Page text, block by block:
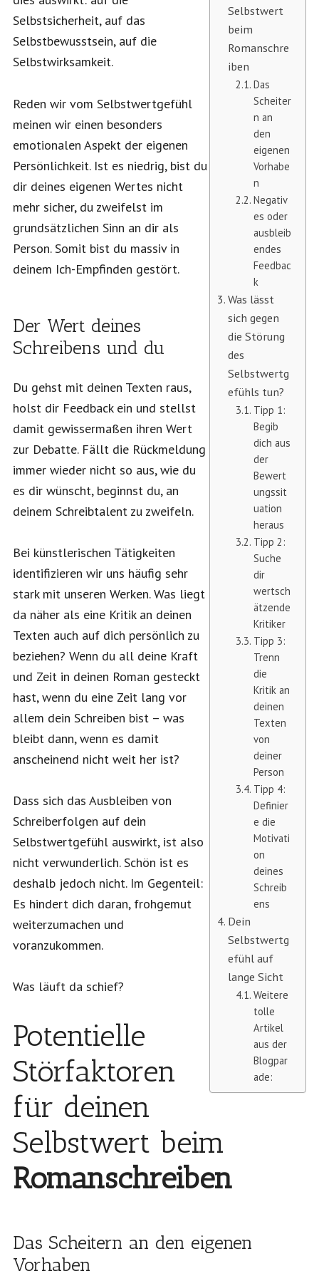
Selbstwert
beim
Romanschre
iben
Das
Scheiter
n an
den
eigenen
Vorhabe
n
Negativ
es oder
ausbleib
endes
Feedbac
k
Was lässt
sich gegen
die Störung
des
Selbstwertg
efühls tun?
Tipp 1:
Begib
dich aus
der
Bewert
ungssit
uation
heraus
Tipp 2:
Suche
dir
wertsch
ätzende
Kritiker
Tipp 3:
Trenn
die
Kritik an
deinen
Texten
von
deiner
Person
Tipp 4:
Definier
e die
Motivati
on
deines
Schreib
ens
Dein
Selbstwertg
efühl auf
lange Sicht
Weitere
tolle
Artikel
aus der
Blogpar
ade:
Selbstsicherheit, auf das
Selbstbewusstsein, auf die
Selbstwirksamkeit.
Reden wir vom Selbstwertgefühl
meinen wir einen besonders
emotionalen Aspekt der eigenen
Persönlichkeit. Ist es niedrig, bist du
dir deines eigenen Wertes nicht
mehr sicher, du zweifelst im
grundsätzlichen Sinn an dir als
Person. Somit bist du massiv in
deinem Ich-Empfinden gestört.
Der Wert deines
Schreibens und du
Du gehst mit deinen Texten raus,
holst dir Feedback ein und stellst
damit gewissermaßen ihren Wert
zur Debatte. Fällt die Rückmeldung
immer wieder nicht so aus, wie du
es dir wünscht, beginnst du, an
deinem Schreibtalent zu zweifeln.
Bei künstlerischen Tätigkeiten
identifizieren wir uns häufig sehr
stark mit unseren Werken. Was liegt
da näher als eine Kritik an deinen
Texten auch auf dich persönlich zu
beziehen? Wenn du all deine Kraft
und Zeit in deinen Roman gesteckt
hast, wenn du eine Zeit lang vor
allem dein Schreiben bist – was
bleibt dann, wenn es damit
anscheinend nicht weit her ist?
Dass sich das Ausbleiben von
Schreiberfolgen auf dein
Selbstwertgefühl auswirkt, ist also
nicht verwunderlich. Schön ist es
deshalb jedoch nicht. Im Gegenteil:
Es hindert dich daran, frohgemut
weiterzumachen und
voranzukommen.
Was läuft da schief?
Potentielle
Störfaktoren
für deinen
Selbstwert beim
Romanschreiben
Das Scheitern an den eigenen
Vorhaben